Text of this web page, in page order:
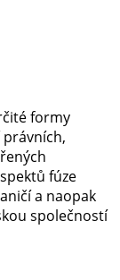
formy
fúze
a naopak
společností